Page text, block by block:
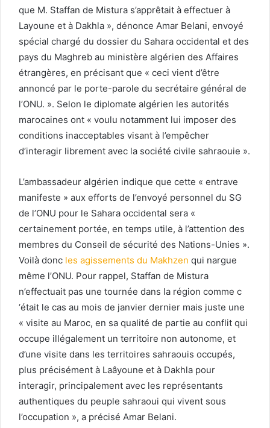
que M. Staffan de Mistura s’apprêtait à effectuer à
Layoune et à Dakhla », dénonce Amar Belani, envoyé
spécial chargé du dossier du Sahara occidental et des
pays du Maghreb au ministère algérien des Affaires
étrangères, en précisant que « ceci vient d’être
annoncé par le porte-parole du secrétaire général de
l’ONU. ». Selon le diplomate algérien les autorités
marocaines ont « voulu notamment lui imposer des
conditions inacceptables visant à l’empêcher
d’interagir librement avec la société civile sahraouie ».
L’ambassadeur algérien indique que cette « entrave
manifeste » aux efforts de l’envoyé personnel du SG
de l’ONU pour le Sahara occidental sera «
certainement portée, en temps utile, à l’attention des
membres du Conseil de sécurité des Nations-Unies ».
Voilà donc les agissements du Makhzen qui nargue
même l’ONU. Pour rappel, Staffan de Mistura
n’effectuait pas une tournée dans la région comme c
‘était le cas au mois de janvier dernier mais juste une
« visite au Maroc, en sa qualité de partie au conflit qui
occupe illégalement un territoire non autonome, et
d’une visite dans les territoires sahraouis occupés,
plus précisément à Laâyoune et à Dakhla pour
interagir, principalement avec les représentants
authentiques du peuple sahraoui qui vivent sous
l’occupation », a précisé Amar Belani.